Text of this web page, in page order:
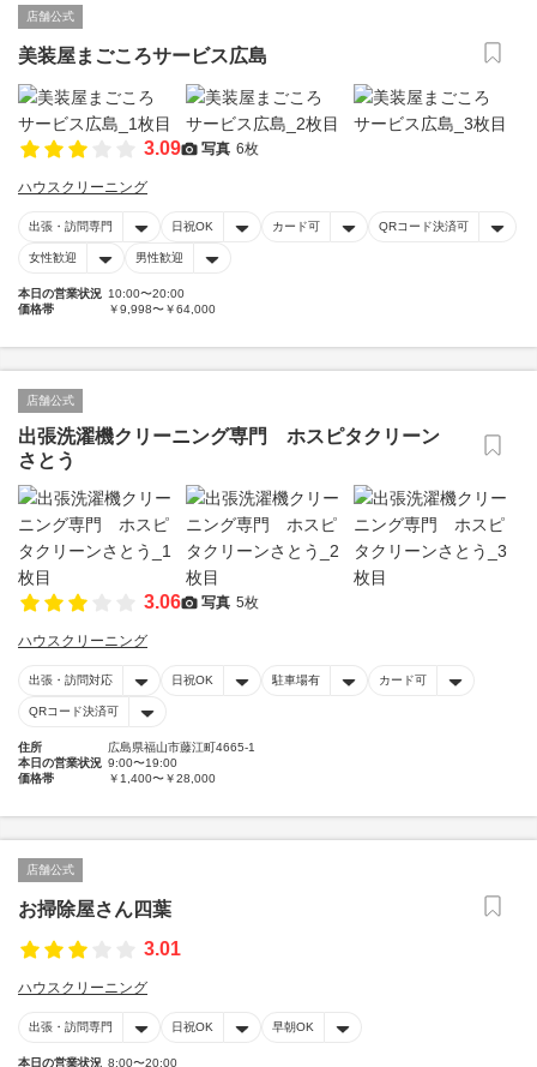
店舗公式
美装屋まごころサービス広島
3.09 写真 6枚
ハウスクリーニング
出張・訪問専門 日祝OK カード可 QRコード決済可
女性歓迎 男性歓迎
本日の営業状況 10:00〜20:00
価格帯
￥9,998〜￥64,000
店舗公式
出張洗濯機クリーニング専門 ホスピタクリーン
さとう
3.06 写真 5枚
ハウスクリーニング
出張・訪問対応 日祝OK 駐車場有 カード可
QRコード決済可
住所
広島県福山市藤江町4665-1
本日の営業状況 9:00〜19:00
価格帯
￥1,400〜￥28,000
店舗公式
お掃除屋さん四葉
3.01
ハウスクリーニング
出張・訪問専門 日祝OK 早朝OK
本日の営業状況 8:00〜20:00